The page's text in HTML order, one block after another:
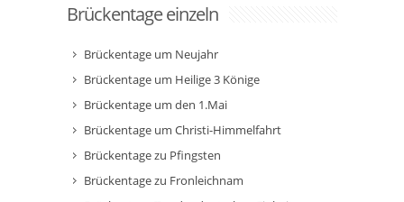
Brückentage einzeln
Brückentage um Neujahr
Brückentage um Heilige 3 Könige
Brückentage um den 1.Mai
Brückentage um Christi-Himmelfahrt
Brückentage zu Pfingsten
Brückentage zu Fronleichnam